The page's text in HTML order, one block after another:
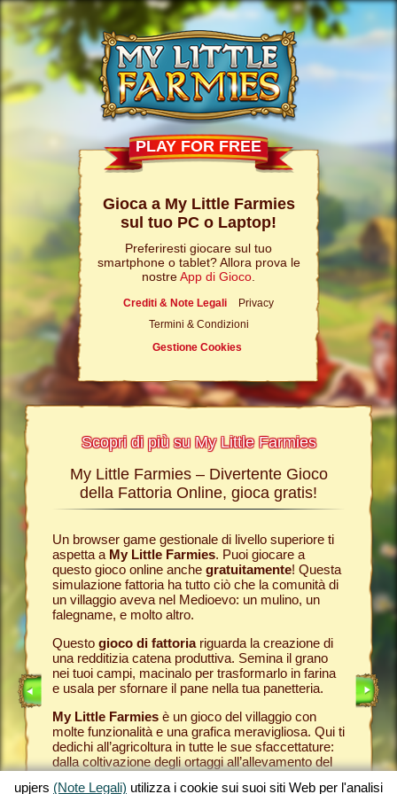
PLAY FOR FREE
Gioca a My Little Farmies
sul tuo PC o Laptop!
Preferiresti giocare sul tuo
smartphone o tablet? Allora prova le
nostreApp di Gioco
Crediti & Note Legali
Privacy
Termini & Condizioni
Gestione Cookies
Scopri di più su My Little Farmies
Nelle
nostro
sui
My Little Farmies – Divertente Gioco
della Fattoria Online, gioca gratis!
Un browser game gestionale di livello superiore ti
aspetta a My Little Farmies. Puoi giocare a
questo gioco online anche gratuitamente! Questa
simulazione fattoria ha tutto ciò che la comunità di
un villaggio aveva nel Medioevo: un mulino, un
falegname, e molto altro.
Questo gioco di fattoriariguarda la creazione di
una redditizia catena produttiva. Semina il grano
nei tuoi campi, macinalo per trasformarlo in farina
e usala per sfornare il pane nella tua panetteria.
My Little Farmiesè un gioco del villaggio con
molte funzionalità e una grafica meravigliosa. Qui ti
dedichi all’agricoltura in tutte le sue sfaccettature:
dalla coltivazione degli ortaggi all’allevamento del
Tutto
nella
Per
nella
Come
ti
che
gran
creato
My
gioco
upjers (Note Legali) utilizza i cookie sui suoi siti Web per l'analisi